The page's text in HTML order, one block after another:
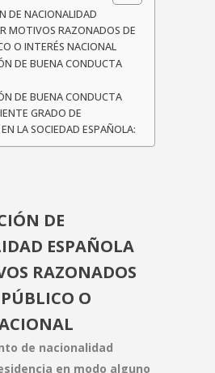
DE NACIONALIDAD
MOTIVOS RAZONADOS DE
O INTERÉS NACIONAL
DE BUENA CONDUCTA
DE BUENA CONDUCTA
GRADO DE
LA SOCIEDAD ESPAÑOLA:
DE
ESPAÑOLA
RAZONADOS
O
de nacionalidad
en modo alguno